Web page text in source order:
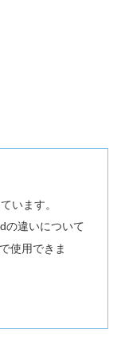
います。
の違いについて
使用できま